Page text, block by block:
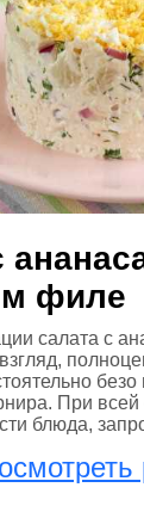
филе
салата с
безо
При всей
блюда,